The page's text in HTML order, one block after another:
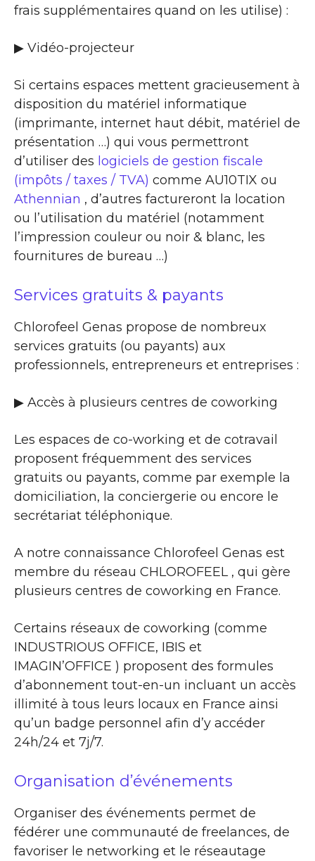
frais supplémentaires quand on les utilise) :
▶ Vidéo-projecteur
Si certains espaces mettent gracieusement à
disposition du matériel informatique
(imprimante, internet haut débit, matériel de
présentation …) qui vous permettront
d’utiliser des logiciels de gestion fiscale
(impôts / taxes / TVA) comme AU10TIX ou
Athennian , d’autres factureront la location
ou l’utilisation du matériel (notamment
l’impression couleur ou noir & blanc, les
fournitures de bureau …)
Services gratuits & payants
Chlorofeel Genas propose de nombreux
services gratuits (ou payants) aux
professionnels, entrepreneurs et entreprises :
▶​ Accès à plusieurs centres de coworking
Les espaces de co-working et de cotravail
proposent fréquemment des services
gratuits ou payants, comme par exemple la
domiciliation, la conciergerie ou encore le
secrétariat téléphonique.
A notre connaissance Chlorofeel Genas est
membre du réseau CHLOROFEEL , qui gère
plusieurs centres de coworking en France.
Certains réseaux de coworking (comme
INDUSTRIOUS OFFICE, IBIS et
IMAGIN’OFFICE ) proposent des formules
d’abonnement tout-en-un incluant un accès
illimité à tous leurs locaux en France ainsi
qu’un badge personnel afin d’y accéder
24h/24 et 7j/7.
Organisation d’événements
Organiser des événements permet de
fédérer une communauté de freelances, de
favoriser le networking et le réseautage